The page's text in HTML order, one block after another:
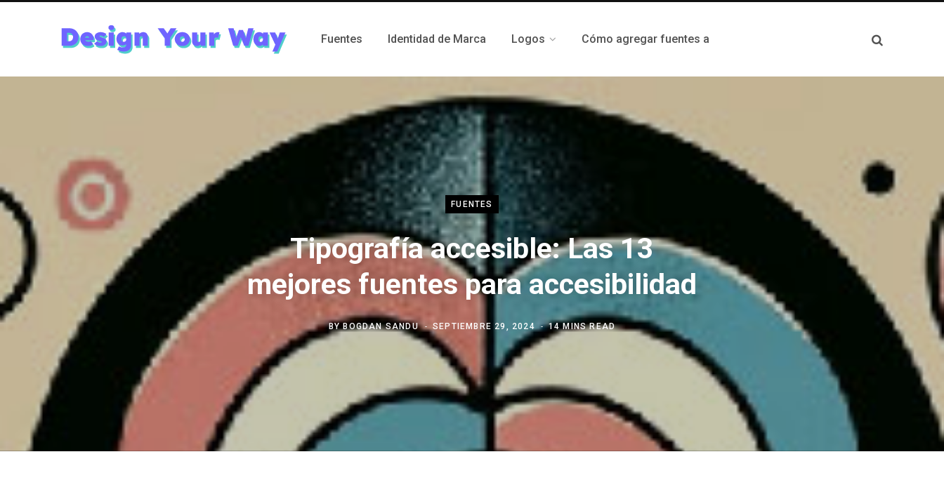
Fuentes Identidad de Marca Logos Cómo agregar fuentes a
FUENTES
Tipografía accesible: Las 13
mejores fuentes para accesibilidad
BYBOGDAN SANDU SEPTIEMBRE 29, 2024 14 MINS READ